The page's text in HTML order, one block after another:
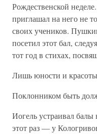
Рождественской
приглашал на него не
своих учеников.
посетил этот бал,
тот год в стихах,
Лишь юности и красоты
Поклонником быть
Иогель устраивал
этот раз — у